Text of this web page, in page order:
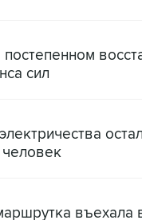
сил
въехала